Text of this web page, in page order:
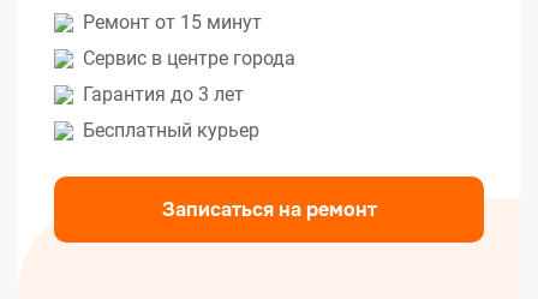
Ремонт от 15 минут
Сервис в центре города
Гарантия до 3 лет
Бесплатный курьер
Записаться на ремонт